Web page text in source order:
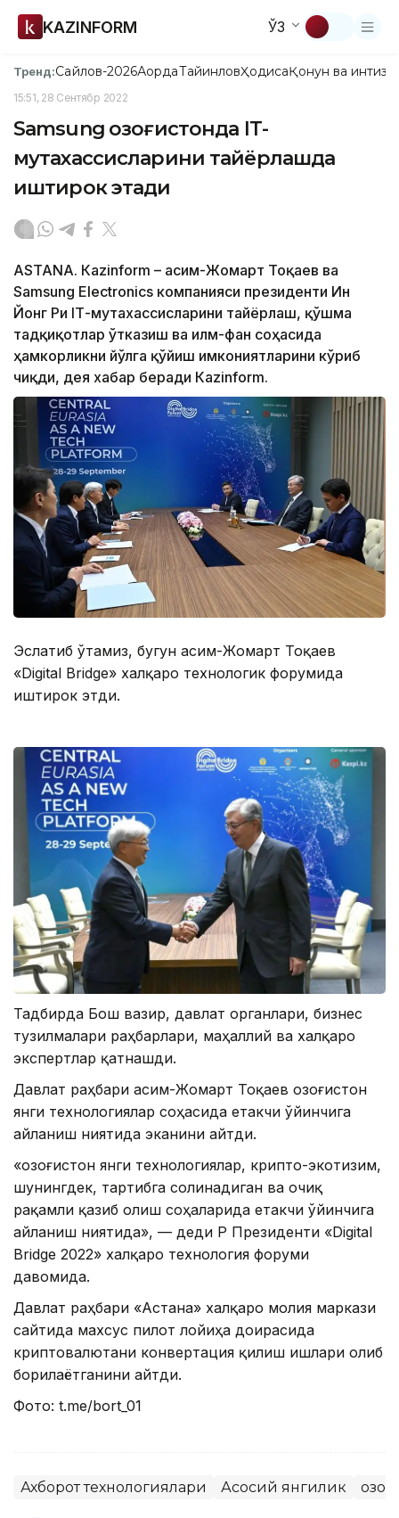
KAZINFORM ЎЗ
Тренд:Сайлов-2026АқордаТайинловҲодисаҚонун ва
15:51, 28 Сентябр 2022
Samsung Қозоғистонда IТ-
мутахассисларини тайёрлашда
иштирок этади
ASTANA. Кazinform – Қасим-Жомарт Тоқаев ва
Samsung Eleсtronics компанияси президенти Ин
Йонг Ри IТ-мутахассисларини тайёрлаш, қўшма
тадқиқотлар ўтказиш ва илм-фан соҳасида
ҳамкорликни йўлга қўйиш имкониятларини кўриб
чиқди, дея хабар беради Кazinform.
Эслатиб ўтамиз, бугун Қасим-Жомарт Тоқаев
«Digital Bridge» халқаро технологик форумида
иштирок этди.
Тадбирда Бош вазир, давлат органлари, бизнес
тузилмалари раҳбарлари, маҳаллий ва халқаро
экспертлар қатнашди.
Давлат раҳбари Қасим-Жомарт Тоқаев Қозоғистон
янги технологиялар соҳасида етакчи ўйинчига
айланиш ниятида эканини айтди.
«Қозоғистон янги технологиялар, крипто-экотизим,
шунингдек, тартибга солинадиган ва очиқ
рақамли қазиб олиш соҳаларида етакчи ўйинчига
айланиш ниятида», — деди ҚР Президенти «Digital
Bridge 2022» халқаро технология форуми
давомида.
Давлат раҳбари «Астана» халқаро молия маркази
сайтида махсус пилот лойиҳа доирасида
криптовалютани конвертация қилиш ишлари олиб
борилаётганини айтди.
Фото: t.mе/bort_01
Ахборот технологиялари Асосий янгилик